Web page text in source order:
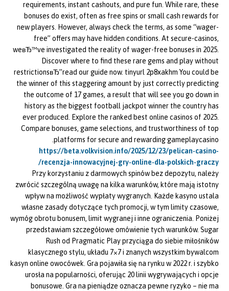
requirements, instant cashouts, and pure fun. While rare, these
bonuses do exist, often as free spins or small cash rewards for
new players. However, always check the terms, as some “wager-
free” offers may have hidden conditions. At secure-casinos,
weвЂ™ve investigated the reality of wager-free bonuses in 2025.
Discover where to find these rare gems and play without
restrictionsвЂ”read our guide now. tinyurl 2p8xakhm You could be
the winner of this staggering amount by just correctly predicting
the outcome of 17 games, a result that will see you go down in
history as the biggest football jackpot winner the country has
ever produced. Explore the ranked best online casinos of 2025.
Compare bonuses, game selections, and trustworthiness of top
platforms for secure and rewarding gameplaycasino.
https://beta.volkvision.info/2025/12/23/pelican-casino-
recenzja-innowacyjnej-gry-online-dla-polskich-graczy/
Przy korzystaniu z darmowych spinów bez depozytu, należy
zwrócić szczególną uwagę na kilka warunków, które mają istotny
wpływ na możliwość wypłaty wygranych. Każde kasyno ustala
własne zasady dotyczące tych promocji, w tym limity czasowe,
wymóg obrotu bonusem, limit wygranej i inne ograniczenia. Poniżej
przedstawiam szczegółowe omówienie tych warunków. Sugar
Rush od Pragmatic Play przyciąga do siebie miłośników
klasycznego stylu, układu 7×7 i znanych wszystkim bywalcom
kasyn online owocówek. Gra pojawiła się na rynku w 2022 r. i szybko
urosła na popularności, oferując 20 linii wygrywających i opcje
bonusowe. Gra na pieniądze oznacza pewne ryzyko – nie ma